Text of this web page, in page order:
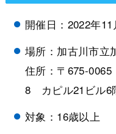
開催日：2022年
場所：加古川市
住所：〒675-
8 カピル21ビル6
対象：16歳以上